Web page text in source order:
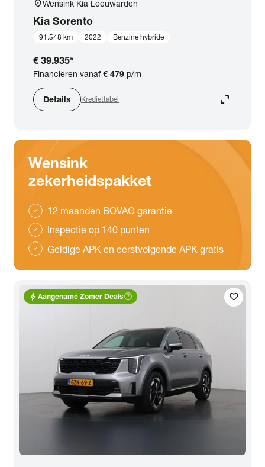
location_onWensink Kia Leeuwarden
Kia Sorento
91.548 km 2022 Benzine hybride
€ 39.935*
Financieren vanaf€ 479 p/m
Details Krediettabel expand_content
Wensink
zekerheidspakket
check 12 maanden BOVAG garantie
check Inspectie op 140 punten
check Geldige APK en eerstvolgende APK gratis
favorite
bolt Aangename Zomer Dealshelp_outline